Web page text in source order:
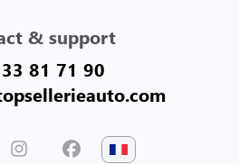
& support
81 71 90